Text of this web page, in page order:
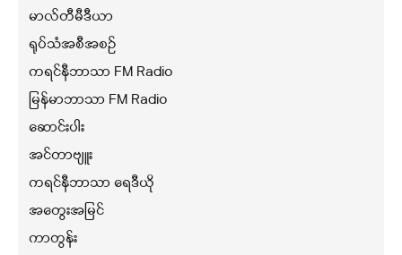
မာလ်တီမီဒီယာ
ရုပ်သံအစီအစဉ်
ကရင်နီဘာသာ FM Radio
မြန်မာဘာသာ FM Radio
ဆောင်းပါး
အင်တာဗျူး
ကရင်နီဘာသာ ရေဒီယို
အတွေးအမြင်
ကာတွန်း